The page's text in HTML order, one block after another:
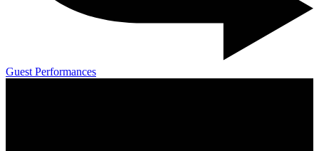
Guest Performances